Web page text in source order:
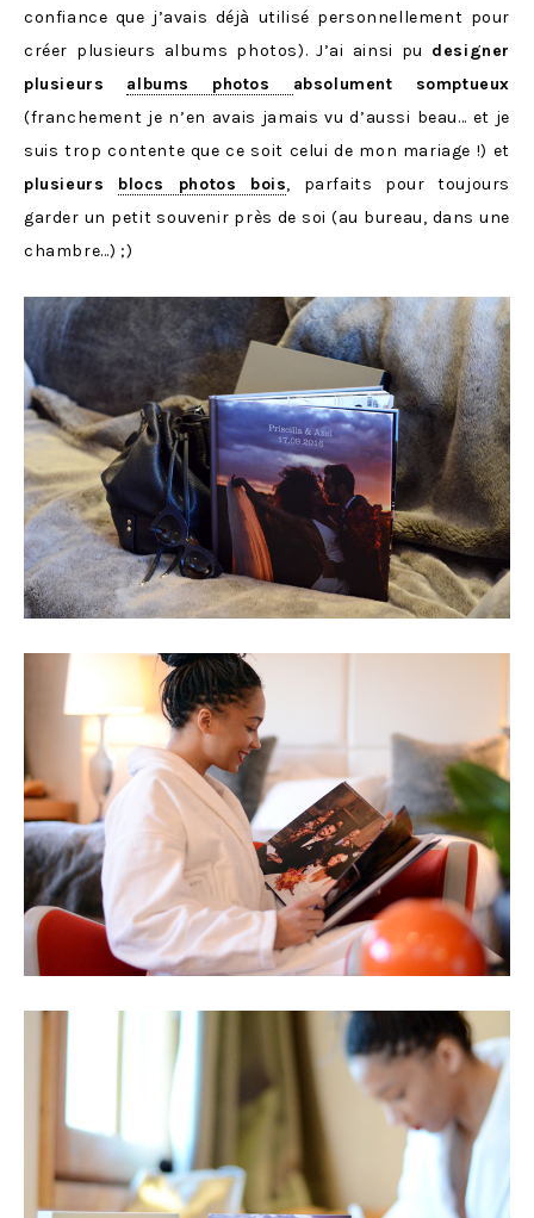
confiance que j’avais déjà utilisé personnellement pour
créer plusieurs albums photos). J’ai ainsi pu designer
plusieurs albums photos absolument somptueux
(franchement je n’en avais jamais vu d’aussi beau… et je
suis trop contente que ce soit celui de mon mariage !) et
plusieurs blocs photos bois, parfaits pour toujours
garder un petit souvenir près de soi (au bureau, dans une
chambre…) ;)